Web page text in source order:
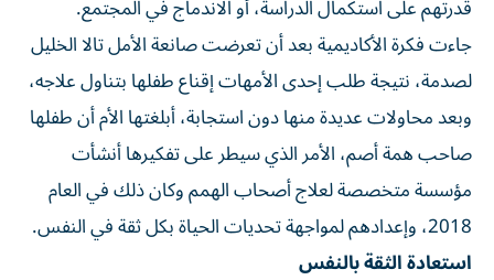
قدرتهم على استكمال الدراسة، أو الاندماج في المجتمع.
جاءت فكرة الأكاديمية بعد أن تعرضت صانعة الأمل تالا الخليل
لصدمة، نتيجة طلب إحدى الأمهات إقناع طفلها بتناول علاجه،
وبعد محاولات عديدة منها دون استجابة، أبلغتها الأم أن طفلها
صاحب همة أصم، الأمر الذي سيطر على تفكيرها أنشأت
مؤسسة متخصصة لعلاج أصحاب الهمم وكان ذلك في العام
2018، وإعدادهم لمواجهة تحديات الحياة بكل ثقة في النفس.
استعادة الثقة بالنفس